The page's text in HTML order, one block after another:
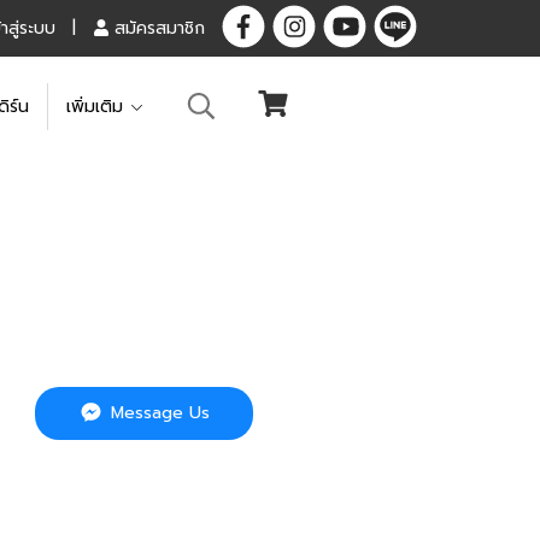
สู่ระบบ สมัครสมาชิก
ร์น เพิ่มเติม
Message Us